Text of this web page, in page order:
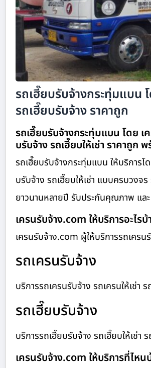
รถเฮี๊ยบรับจ้างกระทุ่มแบน
รถเฮี๊ยบรับจ้าง ราคาถูก
รถเฮี๊ยบรับจ้างกระทุ่มแบน โดย เ
บรับจ้าง รถเฮี๊ยบให้เช่า ราคาถูก
รถเฮี๊ยบรับจ้างกระทุ่มแบน ให้บริการโ
บรับจ้าง รถเฮี๊ยบให้เช่า แบบครบวง
ยาวนานหลายปี รับประกันคุณภาพ แล
เครนรับจ้าง.com ให้บริการอะไรบ้
เครนรับจ้าง.com ผู้ให้บริการรถเคร
รถเครนรับจ้าง
บริการรถเครนรับจ้าง รถเครนให้เช่า
รถเฮี๊ยบรับจ้าง
บริการรถเฮี๊ยบรับจ้าง รถเฮี๊ยบให้เช่
เครนรับจ้าง.com ให้บริการที่ไหน